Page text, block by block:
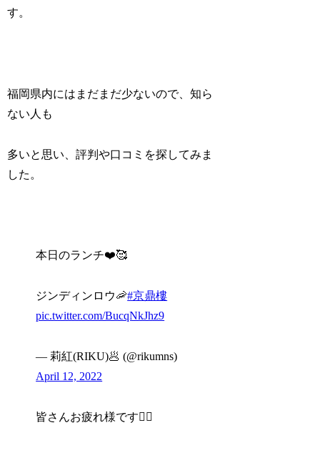
す。
福岡県内にはまだまだ少ないので、知ら
ない人も
多いと思い、評判や口コミを探してみま
した。
本日のランチ❤️🥰
ジンディンロウ🦐#京鼎樓
pic.twitter.com/BucqNkJhz9
— 莉紅(RIKU)🥟 (@rikumns)
April 12, 2022
皆さんお疲れ様です🙇‍♀